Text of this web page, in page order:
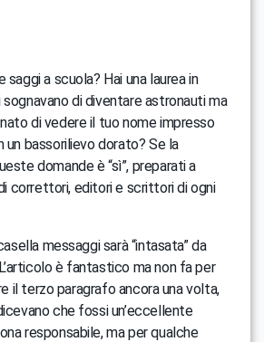
saggi a scuola? Hai una laurea in
di diventare astronauti ma
di vedere il tuo nome impresso
un bassorilievo dorato? Se la
domande è “sì”, preparati a
correttori, editori e scrittori di ogni
messaggi sarà “intasata” da
è fantastico ma non fa per
il terzo paragrafo ancora una volta,
che fossi un’eccellente
responsabile, ma per qualche